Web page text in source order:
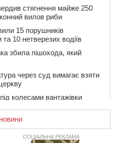
стягнення майже 250
вилов риби
15 порушників
10 нетверезих водіїв
збила пішохода, який
через суд вимагає взяти
колесами вантажівки
для приватизації
у центрі міста
СОЦІАЛЬНА РЕКЛАМА